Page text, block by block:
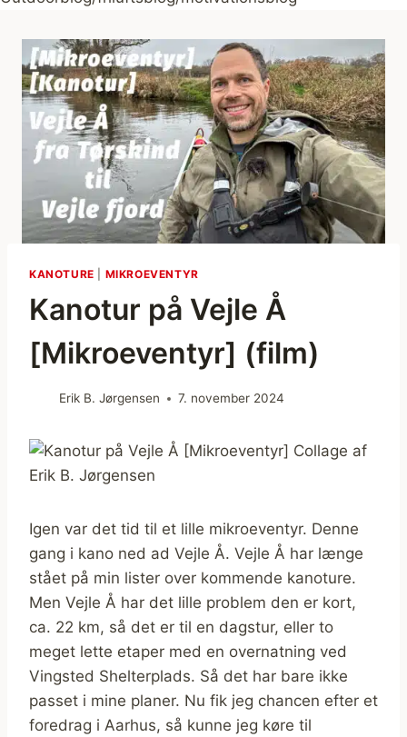
KANOTURE MIKROEVENTYR
Kanotur på Vejle Å
[Mikroeventyr] (film)
Erik B. Jørgensen 7. november 2024
Igen var det tid til et lille mikroeventyr. Denne
gang i kano ned ad Vejle Å. Vejle Å har længe
stået på min lister over kommende kanoture.
Men Vejle Å har det lille problem den er kort,
ca. 22 km, så det er til en dagstur, eller to
meget lette etaper med en overnatning ved
Vingsted Shelterplads. Så det har bare ikke
passet i mine planer. Nu fik jeg chancen efter et
foredrag i Aarhus, så kunne jeg køre til